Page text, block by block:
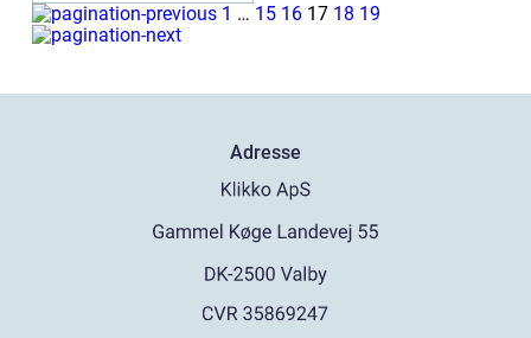
1 … 15 16 17 18 19
Adresse